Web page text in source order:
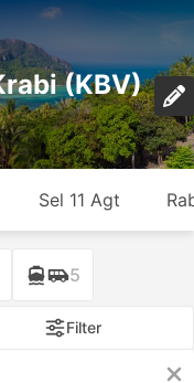
(KBV)
Sel 11 Agt
5
Filter